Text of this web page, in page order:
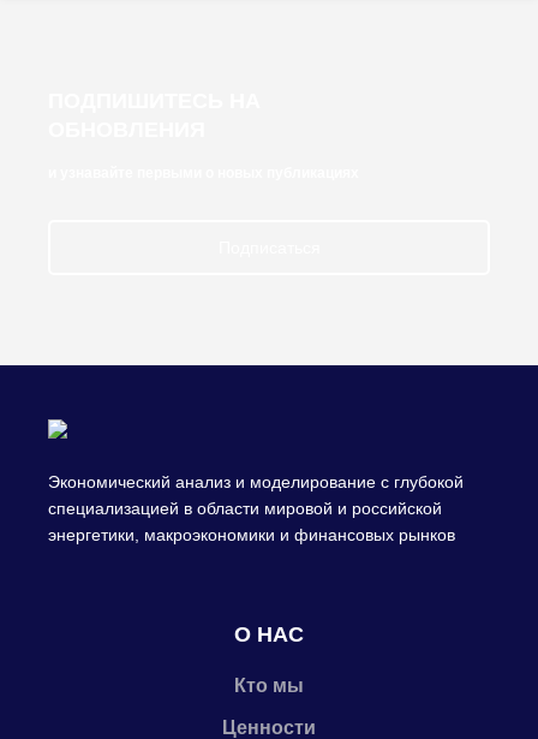
Экономический анализ и моделирование с глубокой
специализацией в области мировой и российской
энергетики, макроэкономики и финансовых рынков
О НАС
Кто мы
Ценности